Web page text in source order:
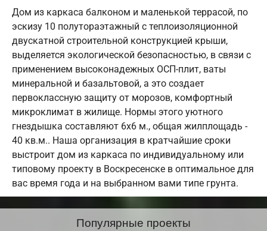
Дом из каркаса балконом и маленькой террасой, по
эскизу 10 полутораэтажный с теплоизоляционной
двускатной строительной конструкцией крыши,
выделяется экологической безопасностью, в связи с
применением высоконадежных ОСП-плит, ваты
минеральной и базальтовой, а это создает
первоклассную защиту от морозов, комфортный
микроклимат в жилище. Нормы этого уютного
гнездышка составляют 6х6 м., общая жилплощадь -
40 кв.м.. Наша организация в кратчайшие сроки
выстроит дом из каркаса по индивидуальному или
типовому проекту в Воскресенске в оптимальное для
вас время года и на выбранном вами типе грунта.
Популярные проекты